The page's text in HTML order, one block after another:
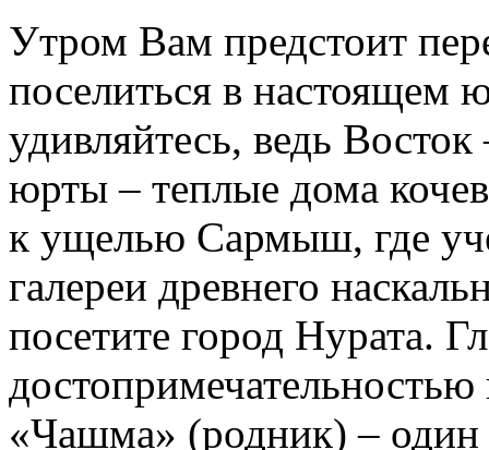
Утром Вам предстоит
поселиться в настоящем
удивляйтесь, ведь
юрты – теплые дома
к ущелью Сармыш, где
галереи древнего
посетите город Нурата.
достопримечательностью
«Чашма» (родник) –